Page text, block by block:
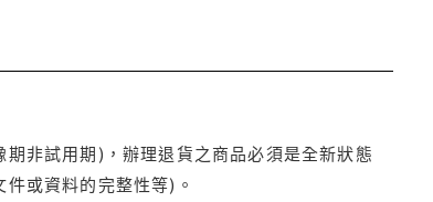
非試用期)，辦理退貨之商品必須是全新狀態
或資料的完整性等)。